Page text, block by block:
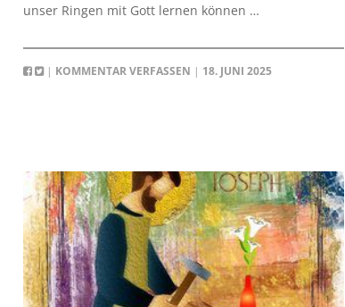
unser Ringen mit Gott lernen können …
| KOMMENTAR VERFASSEN | 18. JUNI 2025